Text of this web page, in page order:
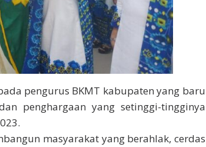
pengurus BKMT kabupaten yang baru
penghargaan yang setinggi-tingginya
masyarakat yang berahlak, cerdas